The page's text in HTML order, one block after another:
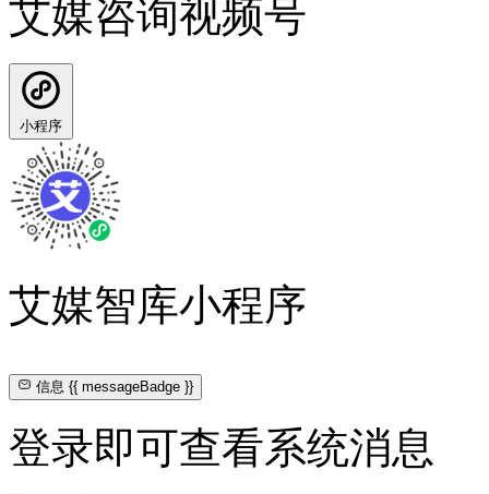
艾媒咨询视频号
小程序
艾媒智库小程序
信息{{ messageBadge }}
登录即可查看系统消息